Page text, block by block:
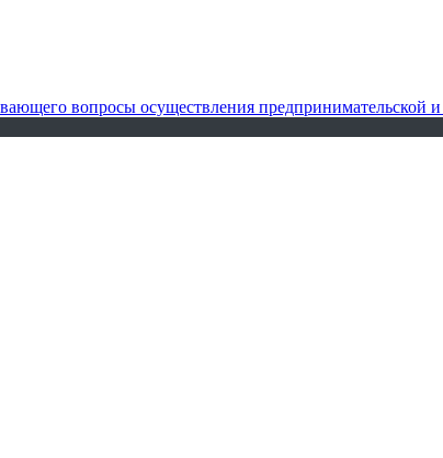
вопросы осуществления предпринимательской